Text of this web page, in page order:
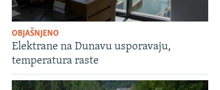
OBJAŠNJENO
Elektrane na Dunavu usporavaju,
temperatura raste